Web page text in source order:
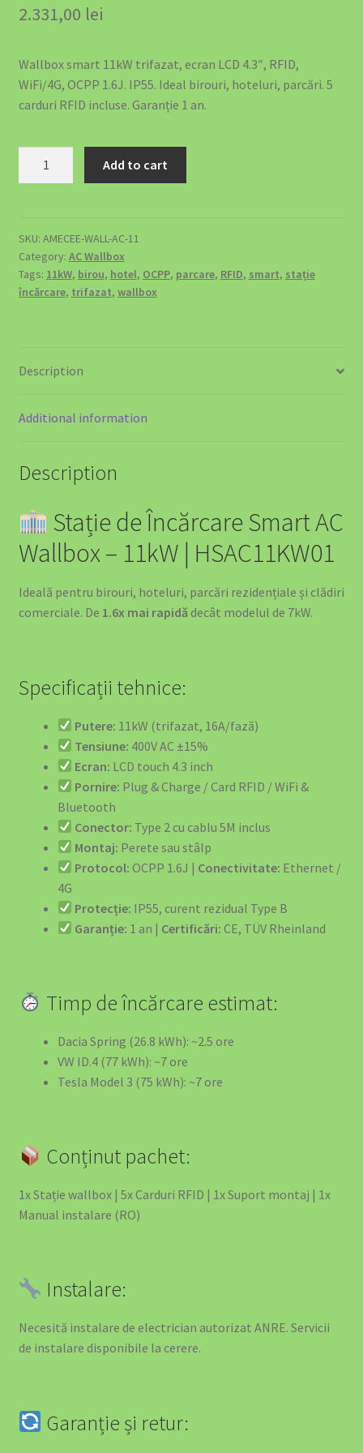
Acumulator Solar SunArk 16.08 kWh (314Ah) – Top de Gamă
pentru Independență Energetică
Acumulator Solar SunArk 5.12 kWh (100Ah) 51.2V LiFePO4
Acumulatori Solari SunArk LiFePO4 – Energie Curată,
Articles
Cablu Type 2 pentru Încărcarea Mașinii Electrice – Ghid
Complet 2026
Cel mai bun Kit Curățare Auto 2025 – Ghid Complet de
Company Information
Confort și Organizare
Contact us
Cookie Policy
Echipamente Siguranță Incendiu România – Protecție
EV Public Charging Cable type 2 to type 2
EV4GREEN – Soluții Energetice pentru Afaceri
EV4GREEN – Soluții Energetice pentru Locuințe
Ghidul Complet Wallbox România 2026
Home – Office – 22kw 32A Charger 3-Phase Type 2 Socket
Electrică
Încărcătoare și Electronice
Informații Despre Companie
și Casă
My account
Our Products
Pene Curent România: Backup Power Obligatoriu Afaceri
2025
2.331,00 lei
Wallbox smart 11kW trifazat, ecran LCD 4.3″, RFID,
WiFi/4G, OCPP 1.6J. IP55. Ideal birouri, hoteluri, parcări. 5
carduri RFID incluse. Garanție 1 an.
AC
Wallbox
–
11kW
Add to cart
SKU: AMECEE-WALL-AC-11
Category: AC Wallbox
Tags: 11kW, birou, hotel, OCPP, parcare, RFID, smart, stație
încărcare, trifazat, wallbox
Description
Additional information
Description
Stație de Încărcare Smart AC
Wallbox – 11kW | HSAC11KW01
Ideală pentru birouri, hoteluri, parcări rezidențiale și clădiri
comerciale. De 1.6x mai rapidă decât modelul de 7kW.
Specificații tehnice:
Putere: 11kW (trifazat, 16A/fază)
Tensiune: 400V AC ±15%
Ecran: LCD touch 4.3 inch
Pornire: Plug & Charge / Card RFID / WiFi &
Bluetooth
Conector: Type 2 cu cablu 5M inclus
Montaj: Perete sau stâlp
Protocol: OCPP 1.6J | Conectivitate: Ethernet /
4G
Protecție: IP55, curent rezidual Type B
Garanție: 1 an | Certificări: CE, TÜV Rheinland
Timp de încărcare estimat:
Dacia Spring (26.8 kWh): ~2.5 ore
VW ID.4 (77 kWh): ~7 ore
Tesla Model 3 (75 kWh): ~7 ore
Conținut pachet:
1x Stație wallbox | 5x Carduri RFID | 1x Suport montaj | 1x
Manual instalare (RO)
Instalare:
Necesită instalare de electrician autorizat ANRE. Servicii
de instalare disponibile la cerere.
Garanție și retur: